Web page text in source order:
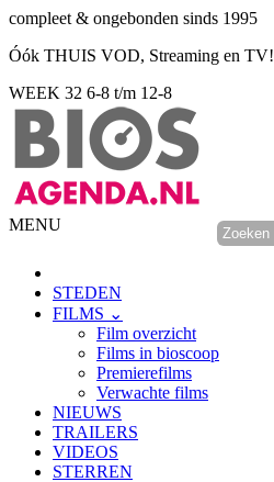
compleet & ongebonden sinds 1995
Óók THUIS VOD, Streaming en TV!
WEEK 32 6-8 t/m 12-8
MENU
STEDEN
FILMS ⌄
Film overzicht
Films in bioscoop
Premierefilms
Verwachte films
NIEUWS
TRAILERS
VIDEOS
STERREN